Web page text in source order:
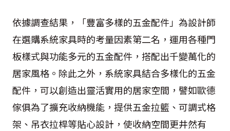
依據調查結果，「豐富多樣的五金配件」為設計師
在選購系統家具時的考量因素第二名，運用各種門
板樣式與功能多元的五金配件，搭配出千變萬化的
居家風格。除此之外，系統家具結合多樣化的五金
配件，可以創造出靈活實用的居家空間，譬如歐德
傢俱為了擴充收納機能，提供五金拉籃、可調式格
架、吊衣拉桿等貼心設計，使收納空間更井然有